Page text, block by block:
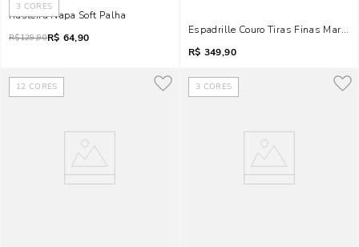
3 CORES
Rasteira Napa Soft Palha
R$129,90R$ 64,90
Espadrille Couro Tiras Finas Marrom
R$ 349,90
12 CORES 3 CORES